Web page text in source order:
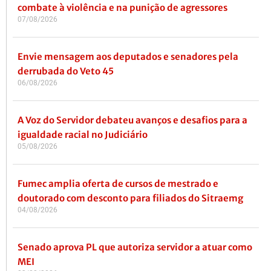
combate à violência e na punição de agressores
07/08/2026
Envie mensagem aos deputados e senadores pela
derrubada do Veto 45
06/08/2026
A Voz do Servidor debateu avanços e desafios para a
igualdade racial no Judiciário
05/08/2026
Fumec amplia oferta de cursos de mestrado e
doutorado com desconto para filiados do Sitraemg
04/08/2026
Senado aprova PL que autoriza servidor a atuar como
MEI